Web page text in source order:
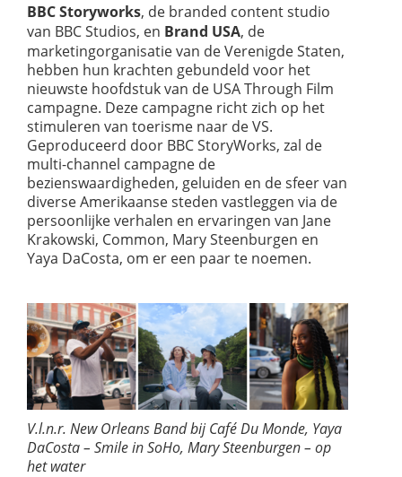
BBC Storyworks, de branded content studio
van BBC Studios, en Brand USA, de
marketingorganisatie van de Verenigde Staten,
hebben hun krachten gebundeld voor het
nieuwste hoofdstuk van de USA Through Film
campagne. Deze campagne richt zich op het
stimuleren van toerisme naar de VS.
Geproduceerd door BBC StoryWorks, zal de
multi-channel campagne de
bezienswaardigheden, geluiden en de sfeer van
diverse Amerikaanse steden vastleggen via de
persoonlijke verhalen en ervaringen van Jane
Krakowski, Common, Mary Steenburgen en
Yaya DaCosta, om er een paar te noemen.
V.l.n.r. New Orleans Band bij Café Du Monde, Yaya
DaCosta – Smile in SoHo, Mary Steenburgen – op
het water